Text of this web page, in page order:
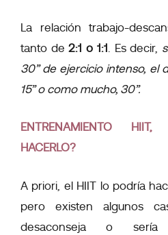
La relación trabajo-
tanto de 2:1 o 1:1 . Es decir,
30” de ejercicio intenso, el
15” o como mucho, 30”.
ENTRENAMIENTO HIIT,
HACERLO?
A priori, el HIIT lo podría
pero existen algunos
desaconseja o sería